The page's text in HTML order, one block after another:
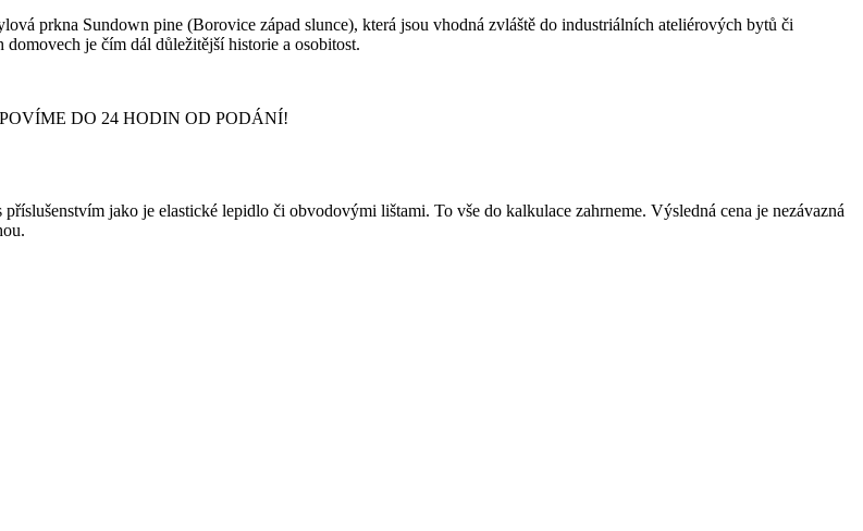
prkna Sundown pine (Borovice západ slunce), která jsou vhodná zvláště do industriálních ateliérových bytů či
je čím dál důležitější historie a osobitost.
DO 24 HODIN OD PODÁNÍ!
jako je elastické lepidlo či obvodovými lištami. To vše do kalkulace zahrneme. Výsledná cena je nezávazná